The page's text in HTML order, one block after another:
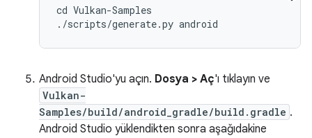
cd Vulkan-Samples
Android Studio'yu açın. Dosya > Aç'ı tıklayın ve
Vulkan-
Samples/build/android_gradle/build.gradle .
Android Studio yüklendikten sonra aşağıdakine